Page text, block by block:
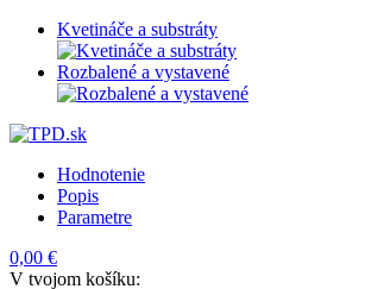
Kvetináče a substráty
Rozbalené a vystavené
Hodnotenie
Popis
Parametre
0,00 €
V tvojom košíku: